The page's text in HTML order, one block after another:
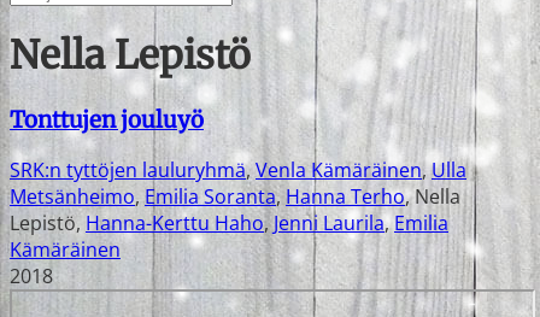
Nella Lepistö
Tonttujen jouluyö
SRK:n tyttöjen lauluryhmä,Venla Kämäräinen,Ulla
Metsänheimo,Emilia Soranta, Hanna Terho,Nella
Lepistö, Hanna-Kerttu Haho,Jenni Laurila,Emilia
Kämäräinen
2018